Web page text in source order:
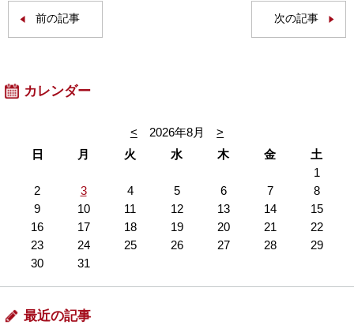
前の記事 次の記事
カレンダー
< 2026年8月
>
日
月 火 水 木 金
土
1
2
3 4 5 6 7
8
9
10 11 12 13 14
15
16
17 18 19 20 21
22
23
24 25 26 27 28
29
30
31
最近の記事